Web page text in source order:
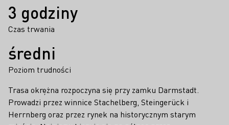
3 godziny
Czas trwania
średni
Poziom trudności
Trasa okrężna rozpoczyna się przy zamku Darmstadt.
Prowadzi przez winnice Stachelberg, Steingerück i
Herrnberg oraz przez rynek na historycznym starym